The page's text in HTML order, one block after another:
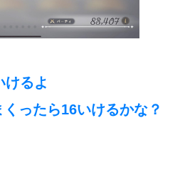
けるよ
ったら16いけるかな？